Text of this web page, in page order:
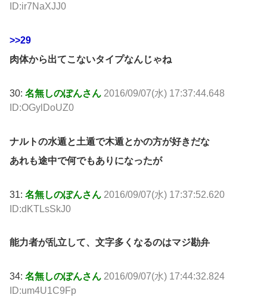
ID:ir7NaXJJ0
>>29
肉体から出てこないタイプなんじゃね
30: 名無しのぽんさん 2016/09/07(水) 17:37:44.648
ID:OGylDoUZ0
ナルトの水遁と土遁で木遁とかの方が好きだな
あれも途中で何でもありになったが
31: 名無しのぽんさん 2016/09/07(水) 17:37:52.620
ID:dKTLsSkJ0
能力者が乱立して、文字多くなるのはマジ勘弁
34: 名無しのぽんさん 2016/09/07(水) 17:44:32.824
ID:um4U1C9Fp